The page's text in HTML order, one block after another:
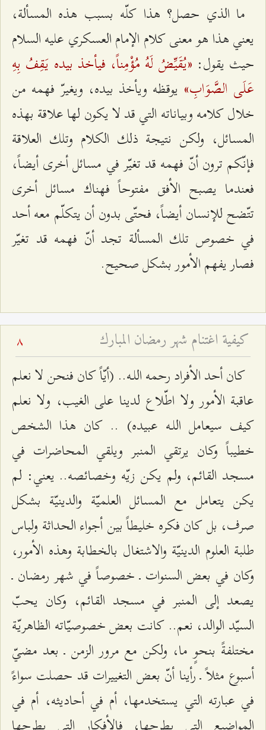
ما الذي حصل؟ هذا كلّه بسبب هذه المسألة،
يعني هذا هو معنى كلام الإمام العسكري عليه السلام
حيث يقول: «يُقَيِّضُ لَهُ مُؤْمِناً، فيأخذ بيده يَقِفُ بِهِ
عَلَى الصَّوَابِ» يوقظه ويأخذ بيده، ويغيرّ فهمه من
خلال كلامه وبياناته التي قد لا يكون لها علاقة بهذه
المسائل، ولكن نتيجة ذلك الكلام وتلك العلاقة
فإنّكم ترون أنّ فهمه قد تغيّر في مسائل أخرى أيضاً،
فعندما يصبح الأفق مفتوحاً فهناك مسائل أخرى
تتّضح للإنسان أيضاً، فحتّى بدون أن يتكلّم معه أحد
في خصوص تلك المسألة تجد أنّ فهمه قد تغيّر
فصار يفهم الأمور بشكل صحيح.
كيفية اغتنام شهر رمضان المبارك 8
كان أحد الأفراد رحمه اللـه.. (أيّاً كان فنحن لا نعلم
عاقبة الأمور ولا اطّلاع لدينا على الغيب، ولا نعلم
كيف سيعامل اللـه عبيده) .. كان هذا الشخص
خطيباً وكان يرتقي المنبر ويلقي المحاضرات في
مسجد القائم، ولم يكن زيّه وخصائصه.. يعني: لم
يكن يتعامل مع المسائل العلميّة والدينيّة بشكل
صرف، بل كان فكره خليطاً بين أجواء الحداثة ولباس
طلبة العلوم الدينيّة والاشتغال بالخطابة وهذه الأمور،
وكان في بعض السنوات ـ خصوصاً في شهر رمضان ـ
يصعد إلى المنبر في مسجد القائم، وكان يحبّ
السيّد الوالد، نعم.. كانت بعض خصوصيّاته الظاهريّة
مختلفةً بنحوٍ ما، ولكن مع مرور الزمن ـ بعد مضيّ
أسبوع مثلاً ـ رأينا أنّ بعض التغييرات قد حصلت سواءً
في عبارته التي يستخدمها، أم في أحاديثه، أم في